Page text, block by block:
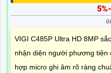
VIGI C485P Ultra HD 8MP
nhận diện người phương tiện
hợp micro ghi âm rõ ràng